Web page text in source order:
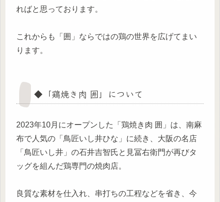
ればと思っております。
これからも「囲」ならではの鶏の世界を広げてまい
ります。
◆「鶏焼き肉 囲」について
2023年10月にオープンした「鶏焼き肉 囲」は、南麻
布で人気の「鳥匠いし井ひな」に続き、大阪の名店
「鳥匠いし井」の石井吉智氏と見冨右衛門が再びタ
ッグを組んだ鶏専門の焼肉店。
良質な素材を仕入れ、串打ちの工程などを省き、今